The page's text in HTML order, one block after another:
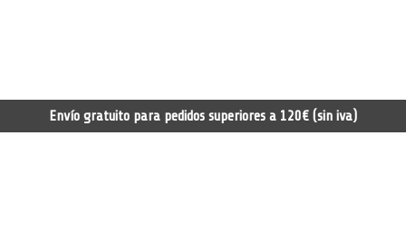
Envío gratuito para pedidos superiores a 120€ (sin iva)